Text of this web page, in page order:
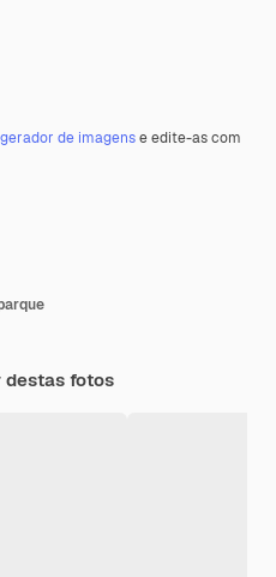
gerador de imagense edite-as com
destas fotos